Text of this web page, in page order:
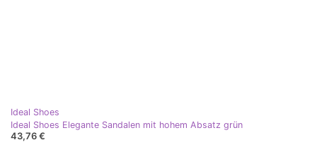
Ideal Shoes
Ideal Shoes Elegante Sandalen mit hohem Absatz grün
43,76 €